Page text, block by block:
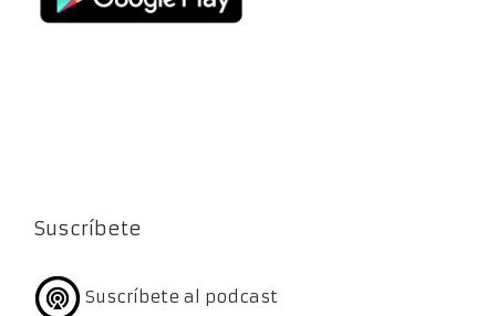
Suscríbete
Suscríbete al podcast